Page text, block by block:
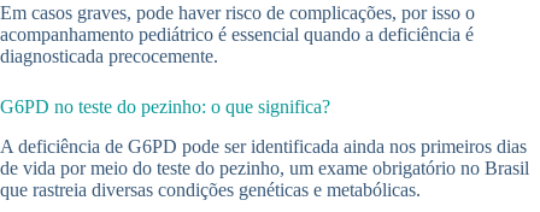
Em casos graves, pode haver risco de complicações, por isso o
acompanhamento pediátrico é essencial quando a deficiência é
diagnosticada precocemente.
G6PD no teste do pezinho: o que significa?
A deficiência de G6PD pode ser identificada ainda nos primeiros dias
de vida por meio do teste do pezinho, um exame obrigatório no Brasil
que rastreia diversas condições genéticas e metabólicas.